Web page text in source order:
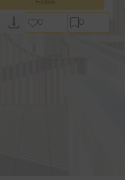
Follow
0 0